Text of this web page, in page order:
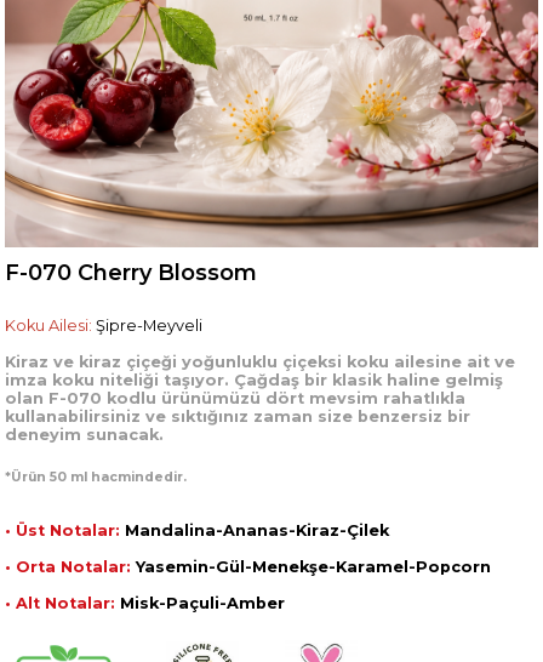
F-070 Cherry Blossom
Koku Ailesi: Şipre-Meyveli
Kiraz ve kiraz çiçeği yoğunluklu çiçeksi koku ailesine ait ve
imza koku niteliği taşıyor. Çağdaş bir klasik haline gelmiş
olan F-070 kodlu ürünümüzü dört mevsim rahatlıkla
kullanabilirsiniz ve sıktığınız zaman size benzersiz bir
deneyim sunacak.
*Ürün 50 ml hacmindedir.
• Üst Notalar: Mandalina-Ananas-Kiraz-Çilek
• Orta Notalar: Yasemin-Gül-Menekşe-Karamel-Popcorn
• Alt Notalar: Misk-Paçuli-Amber